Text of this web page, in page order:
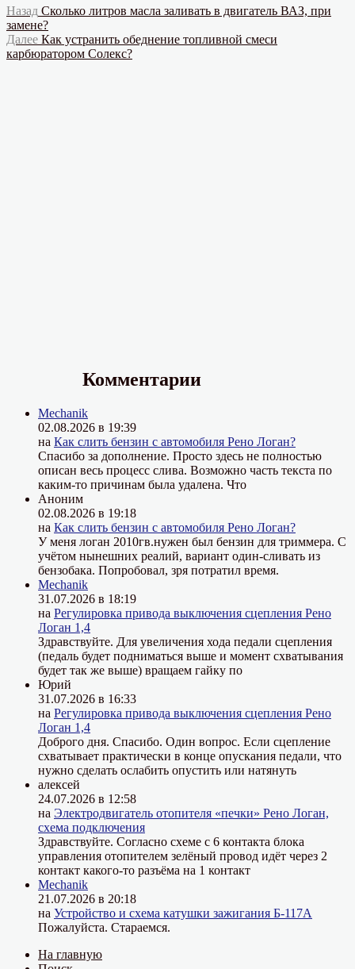
Навигация
по
записям
Назад Предыдущая
запись:
Сколько литров масла заливать в двигатель ВАЗ, при
замене?
Далее Следующая
запись:
Как устранить обеднение топливной смеси
карбюратором Солекс?
Комментарии
Mechanik
02.08.2026 в 19:39
на Как слить бензин с автомобиля Рено Логан?
Спасибо за дополнение. Просто здесь не полностью
описан весь процесс слива. Возможно часть текста по
каким-то причинам была удалена. Что
Аноним
02.08.2026 в 19:18
на Как слить бензин с автомобиля Рено Логан?
У меня логан 2010гв.нужен был бензин для триммера. С
учётом нынешних реалий, вариант один-сливать из
бензобака. Попробовал, зря потратил время.
Mechanik
31.07.2026 в 18:19
на Регулировка привода выключения сцепления Рено
Логан 1,4
Здравствуйте. Для увеличения хода педали сцепления
(педаль будет подниматься выше и момент схватывания
будет так же выше) вращаем гайку по
Юрий
31.07.2026 в 16:33
на Регулировка привода выключения сцепления Рено
Логан 1,4
Доброго дня. Спасибо. Один вопрос. Если сцепление
схватывает практически в конце опускания педали, что
нужно сделать ослабить опустить или натянуть
алексей
24.07.2026 в 12:58
на Электродвигатель отопителя «печки» Рено Логан,
схема подключения
Здравствуйте. Согласно схеме с 6 контакта блока
управления отопителем зелёный провод идёт через 2
контакт какого-то разъёма на 1 контакт
Mechanik
21.07.2026 в 20:18
на Устройство и схема катушки зажигания Б-117А
Пожалуйста. Стараемся.
На главную